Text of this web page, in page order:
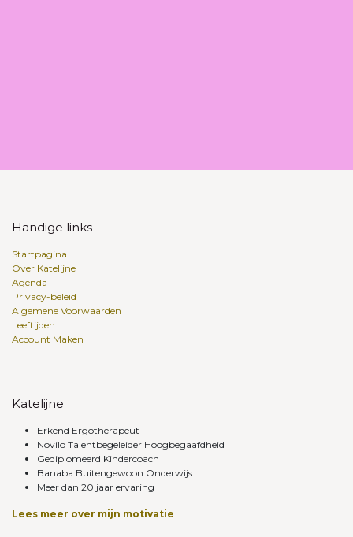
Handige links
Startpagina
Over Katelijne
Agenda
Privacy-beleid
Algemene Voorwaarden
Leeftijden
Account Maken
Katelijne
Erkend Ergotherapeut
Novilo Talentbegeleider Hoogbegaafdheid
Gediplomeerd Kindercoach
Banaba Buitengewoon Onderwijs
Meer dan 20 jaar ervaring
Lees meer over mijn motivatie